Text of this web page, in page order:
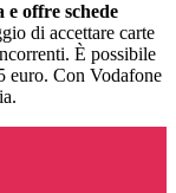
e offre schede
di accettare carte
È possibile
euro. Con Vodafone